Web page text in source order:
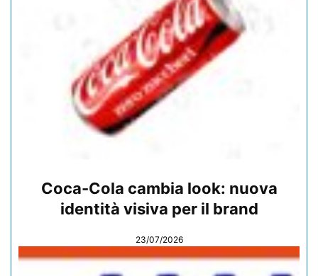
Coca-Cola cambia look: nuova
identità visiva per il brand
23/07/2026